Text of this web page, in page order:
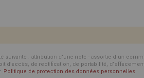
: attribution d'une note - assortie d'un
d’accès, de rectification, de portabilité,
Politique de protection des données personnelles